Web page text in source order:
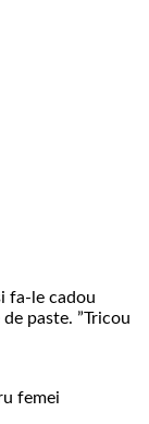
fa-le cadou
paste. ”Tricou
femei